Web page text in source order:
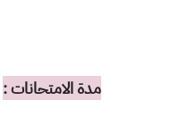
مدة الامتحانات :